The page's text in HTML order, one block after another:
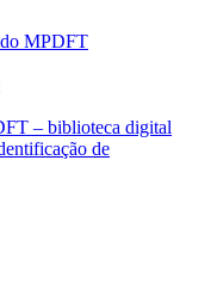
do MPDFT
– biblioteca digital
de